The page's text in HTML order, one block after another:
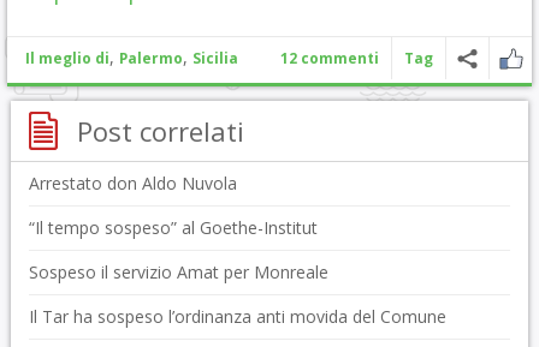
Il meglio di, Palermo, Sicilia 12 commenti Tag
Post correlati
Arrestato don Aldo Nuvola
“Il tempo sospeso” al Goethe-Institut
Sospeso il servizio Amat per Monreale
Il Tar ha sospeso l’ordinanza anti movida del Comune